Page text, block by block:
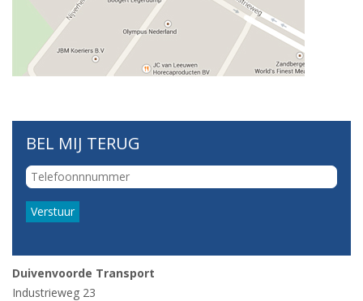
BEL MIJ TERUG
Verstuur
Duivenvoorde Transport
Industrieweg 23